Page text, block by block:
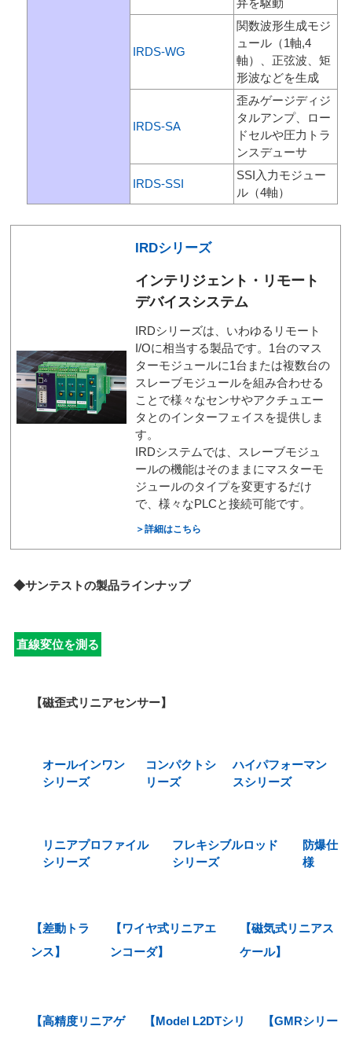
弁を駆動
IRDS-WG
関数波形生成モジ
ュール（1軸,4
軸）、正弦波、矩
形波などを生成
IRDS-SA
歪みゲージディジ
タルアンプ、ロー
ドセルや圧力トラ
ンスデューサ
IRDS-SSI
SSI入力モジュー
ル（4軸）
IRDシリーズ
インテリジェント・リモート
デバイスシステム
IRDシリーズは、いわゆるリモート
I/Oに相当する製品です。1台のマス
ターモジュールに1台または複数台の
スレーブモジュールを組み合わせる
ことで様々なセンサやアクチュエー
タとのインターフェイスを提供しま
す。
IRDシステムでは、スレーブモジュ
ールの機能はそのままにマスターモ
ジュールのタイプを変更するだけ
で、様々なPLCと接続可能です。
＞詳細はこちら
◆サンテストの製品ラインナップ
直線変位を測る
【磁歪式リニアセンサー】
オールインワン
シリーズ
コンパクトシ
リーズ
ハイパフォーマン
スシリーズ
リニアプロファイル
シリーズ
フレキシブルロッド
シリーズ
防爆仕
様
【差動トラ
ンス】
【ワイヤ式リニアエ
ンコーダ】
【磁気式リニアス
ケール】
【高精度リニアゲ
【Model L2DTシリ
【GMRシリー